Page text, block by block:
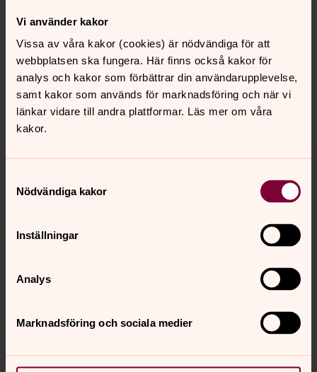
Vi använder kakor
Vissa av våra kakor (cookies) är nödvändiga för att
webbplatsen ska fungera. Här finns också kakor för
analys och kakor som förbättrar din användarupplevelse,
samt kakor som används för marknadsföring och när vi
länkar vidare till andra plattformar. Läs mer om våra
kakor.
Nödvändiga kakor
Inställningar
Analys
Marknadsföring och sociala medier
Synpunkter eller frågor på sidans
innehåll?
backa.pastorat@svenskakyrkan.se
Dela
Tillbaka till toppen
Tillbaka till innehållet
Kalender
Hitta snabbt